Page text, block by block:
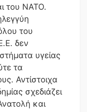
του ΝΑΤΟ.
του
δεν
υγείας
τα
Αντίστοιχα
σχεδιάζει
και